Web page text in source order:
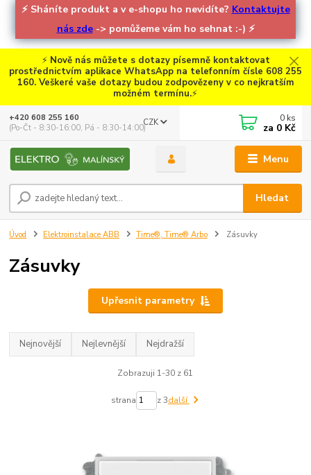
⚡ Sháníte produkt a v e-shopu ho nevidíte? Kontaktujte
nás zde-> pomůžeme vám ho sehnat :-) ⚡
⚡ Nově nás můžete s dotazy písemně kontaktovat
prostřednictvím aplikace WhatsApp na telefonním čísle 608 255
160. Veškeré vaše dotazy budou zodpovězeny v co nejkratším
možném termínu.⚡
Menu
CZK
Hledat
+420 608 255 160
(Po-Čt - 8:30-16:00, Pá - 8:30-14:00)
0 ks
za 0 Kč
Úvod Elektroinstalace ABB Time®, Time® Arbo Zásuvky
Zásuvky
Upřesnit parametry
Nejnovější Nejlevnější Nejdražší
Zobrazuji 1-30 z 61
strana z 3další